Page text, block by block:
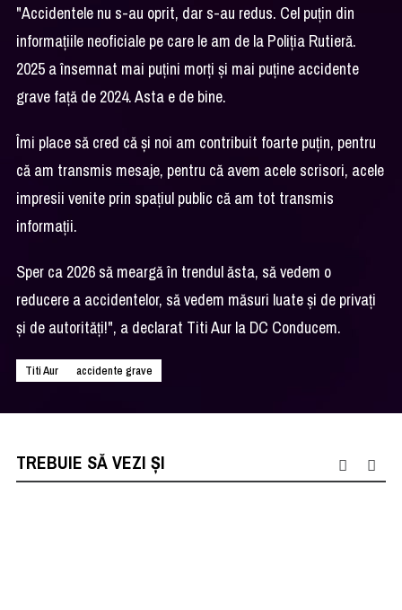
"Accidentele nu s-au oprit, dar s-au redus. Cel puţin din
informaţiile neoficiale pe care le am de la Poliţia Rutieră.
2025 a însemnat mai puţini morţi şi mai puţine accidente
grave faţă de 2024. Asta e de bine.
Îmi place să cred că şi noi am contribuit foarte puţin, pentru
că am transmis mesaje, pentru că avem acele scrisori, acele
impresii venite prin spaţiul public că am tot transmis
informaţii.
Sper ca 2026 să meargă în trendul ăsta, să vedem o
reducere a accidentelor, să vedem măsuri luate şi de privaţi
şi de autorităţi!", a declarat Titi Aur la DC Conducem.
Titi Aur accidente grave
TREBUIE SĂ VEZI ȘI